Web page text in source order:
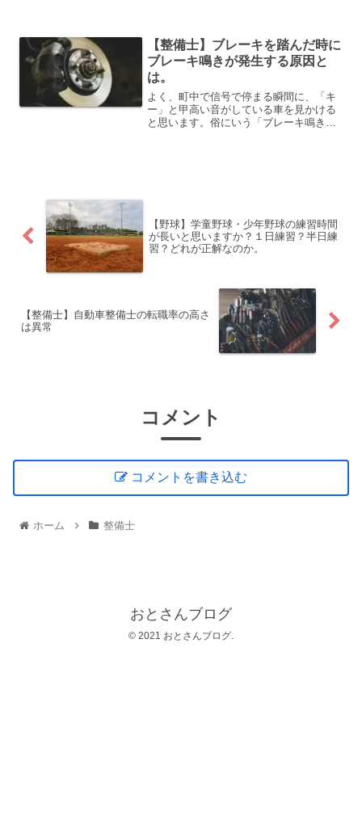
所に停車していると思いま...
【整備士】ブレーキを踏んだ時に
ブレーキ鳴きが発生する原因と
は。
よく、町中で信号で停まる瞬間に、「キ
ー」と甲高い音がしている車を見かける
と思います。俗にいう「ブレーキ鳴き」
【野球】学童野球・少年野球の練習時間
が長いと思いますか？１日練習？半日練
習？どれが正解なのか。
【整備士】自動車整備士の転職率の高さ
は異常
コメント
コメントを書き込む
ホーム 整備士
おとさんブログ
© 2021 おとさんブログ.